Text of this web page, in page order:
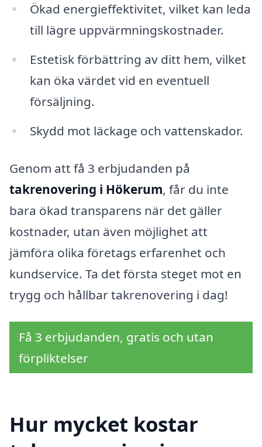
Ökad energieffektivitet, vilket kan leda
till lägre uppvärmningskostnader.
Estetisk förbättring av ditt hem, vilket
kan öka värdet vid en eventuell
försäljning.
Skydd mot läckage och vattenskador.
Genom att få 3 erbjudanden på
takrenovering i Hökerum, får du inte
bara ökad transparens när det gäller
kostnader, utan även möjlighet att
jämföra olika företags erfarenhet och
kundservice. Ta det första steget mot en
trygg och hållbar takrenovering i dag!
Få 3 erbjudanden, gratis och utan
förpliktelser
Hur mycket kostar